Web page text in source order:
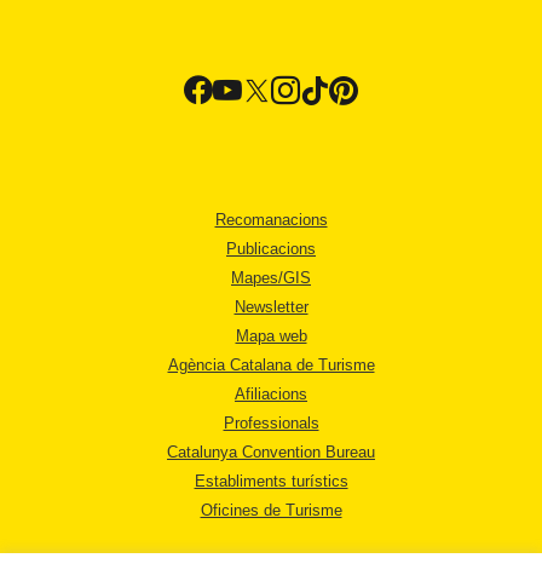
Recomanacions
Publicacions
Mapes/GIS
Newsletter
Mapa web
Agència Catalana de Turisme
Afiliacions
Professionals
Catalunya Convention Bureau
Establiments turístics
Oficines de Turisme